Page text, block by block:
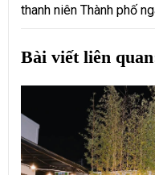
thanh niên Thành phố
Bài viết liên